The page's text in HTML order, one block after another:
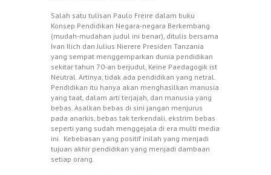
Salah satu tulisan Paulo Freire dalam buku
Konsep Pendidikan Negara-negara Berkembang
(mudah-mudahan judul ini benar), ditulis bersama
Ivan Ilich dan Julius Nierere Presiden Tanzania
yang sempat menggemparkan dunia pendidikan
sekitar tahun 70-an berjudul, Keine Paedagogik ist
Neutral. Artinya, tidak ada pendidikan yang netral.
Pendidikan itu hanya akan menghasilkan manusia
yang taat, dalam arti terjajah, dan manusia yang
bebas. Asalkan bebas di sini jangan menjurus
pada anarkis, bebas tak terkendali, ekstrim bebas
seperti yang sudah menggejala di era multi media
ini. Kebebasan yang positif inilah yang menjadi
tujuan akhir pendidikan yang menjadi dambaan
setiap orang.